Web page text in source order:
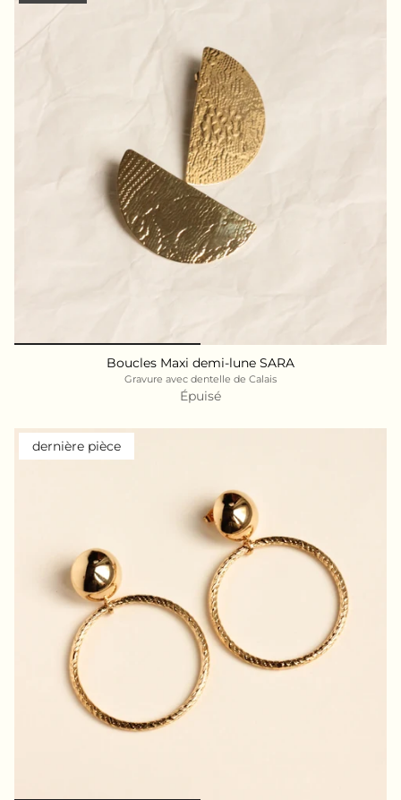
Boucles Maxi demi-lune SARA
Gravure avec dentelle de Calais
Épuisé
dernière pièce